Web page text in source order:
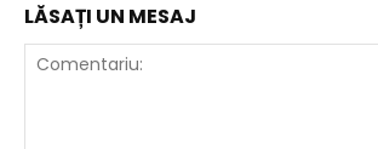
LĂSAȚI UN MESAJ